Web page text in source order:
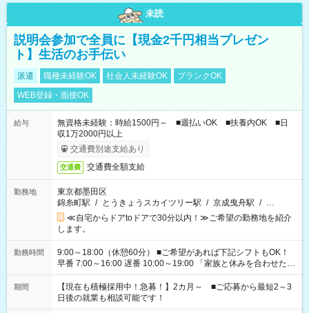
未読
説明会参加で全員に【現金2千円相当プレゼン
ト】生活のお手伝い
派遣 職種未経験OK 社会人未経験OK
ブランクOK
WEB登録・面接OK
給与
無資格未経験：時給1500円～ ■週払いOK ■扶養内OK ■日
収1万2000円以上
交通費別途支給あり
交通費 交通費全額支給
勤務地
東京都墨田区
錦糸町駅 / とうきょうスカイツリー駅 / 京成曳舟駅 / …
≪自宅からドアtoドアで30分以内！≫ご希望の勤務地を紹介
します。
勤務時間
9:00～18:00（休憩60分） ■ご希望があれば下記シフトもOK！
早番 7:00～16:00 遅番 10:00～19:00 「家族と休みを合わせた
い」 「余裕を持って夕飯の準備がしたい」 「できれば残業はし
たくない」 など、ご希望を教えてくださいね。 ※Wワーク希望
の方へ 今ご覧のお仕事で希望する勤務時間と、もう1つのお仕事
の勤務時間。 合計で週40時間を超える場合は応募できません。
期間
【現在も積極採用中！急募！】2カ月～ ■ご応募から最短2～3
日後の就業も相談可能です！